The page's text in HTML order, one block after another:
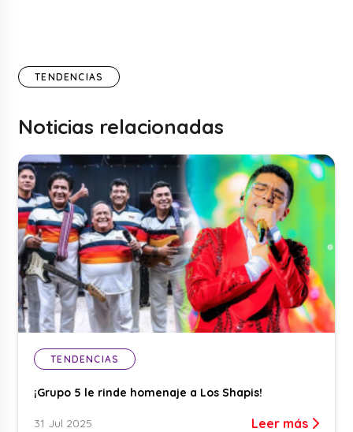
TENDENCIAS
Noticias relacionadas
TENDENCIAS
¡Grupo 5 le rinde homenaje a Los Shapis!
31 Jul 2025 Leer más